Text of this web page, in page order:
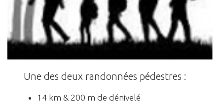
Une des deux randonnées pédestres :
14 km & 200 m de dénivelé